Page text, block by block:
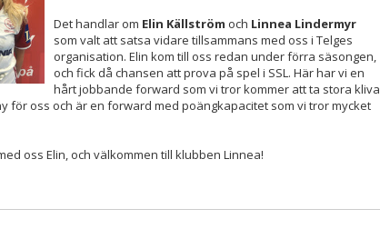
Det handlar om Elin Källström och Linnea Lindermyr
som valt att satsa vidare tillsammans med oss i Telges
organisation. Elin kom till oss redan under förra säsongen,
och fick då chansen att prova på spel i SSL. Här har vi en
hårt jobbande forward som vi tror kommer att ta stora kliva
för oss och är en forward med poängkapacitet som vi tror mycket
oss Elin, och välkommen till klubben Linnea!